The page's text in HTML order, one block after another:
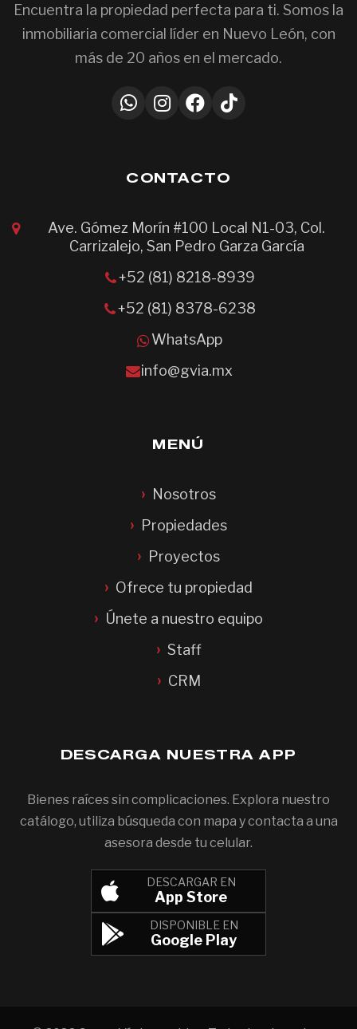
Encuentra la propiedad perfecta para ti. Somos la
inmobiliaria comercial líder en Nuevo León, con
más de 20 años en el mercado.
CONTACTO
Ave. Gómez Morín #100 Local N1-03, Col.
Carrizalejo, San Pedro Garza García
+52 (81) 8218-8939
+52 (81) 8378-6238
WhatsApp
info@gvia.mx
MENÚ
Nosotros
Propiedades
Proyectos
Ofrece tu propiedad
Únete a nuestro equipo
Staff
CRM
DESCARGA NUESTRA APP
Bienes raíces sin complicaciones. Explora nuestro
catálogo, utiliza búsqueda con mapa y contacta a una
asesora desde tu celular.
DESCARGAR EN
App Store
DISPONIBLE EN
Google Play